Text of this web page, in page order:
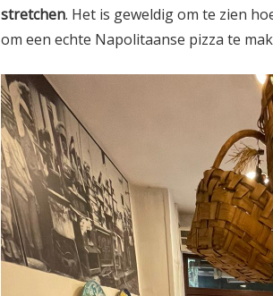
stretchen. Het is geweldig om te zien
om een echte Napolitaanse pizza te